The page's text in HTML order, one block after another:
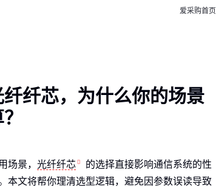
爱采购首页
纤芯，为什么你的场景
场景， 光纤纤芯
的选择直接影响通信系统的性
本文将帮你理清选型逻辑，避免因参数误读导致